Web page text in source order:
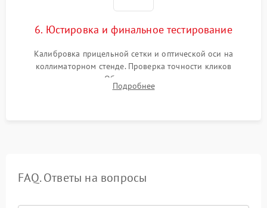
6. Юстировка и финальное тестирование
Калибровка прицельной сетки и оптической оси на
коллиматорном стенде. Проверка точности кликов
механизма поправок. Обязательное испытание прицела на
ударном стенде для проверки устойчивости к отдаче и
Подробнее
FAQ. Ответы на вопросы